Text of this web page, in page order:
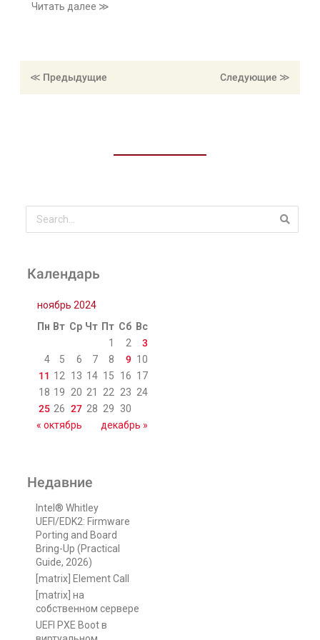
Читать далее ≫
≪ Предыдущие ≪ Следующие
Календарь
ноябрь 2024
Пн Вт Ср Чт Пт Сб Вс
1
2
3
4
5 6 7 8 9 10
11 12 13 14 15 16 17
18 19 20 21 22 23 24
25 26 27 28 29
30
« октябрь
декабрь »
Недавние
Intel® Whitley
UEFI/EDK2: Firmware
Porting and Board
Bring-Up (Practical
Guide, 2026)
[matrix] Element Call
[matrix] на
собственном сервере
UEFI PXE Boot в